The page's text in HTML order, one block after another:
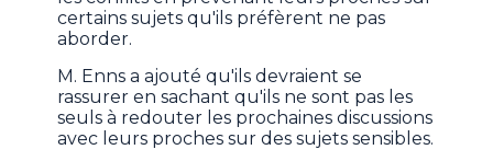
certains sujets qu'ils préfèrent ne pas
aborder.
M. Enns a ajouté qu'ils devraient se
rassurer en sachant qu'ils ne sont pas les
seuls à redouter les prochaines discussions
avec leurs proches sur des sujets sensibles.